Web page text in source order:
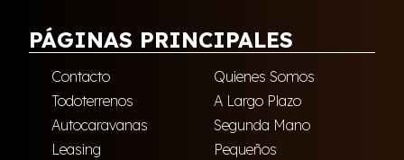
PÁGINAS PRINCIPALES
Contacto
Quienes Somos
Todoterrenos
A Largo Plazo
Autocaravanas
Segunda Mano
Leasing
Pequeños